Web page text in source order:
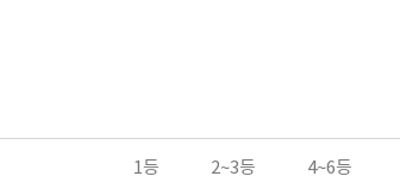
1등 2~3등 4~6등